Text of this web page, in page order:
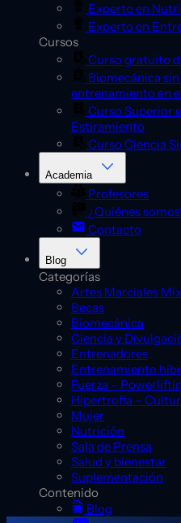
Experto en
Experto en
Cursos
Curso gratuito
Biomecánica
entrenamiento en
Curso Superior
Estiramiento
Curso Ciencia
Academia
Profesores
¿Quiénes
Contacto
Blog
Categorías
Artes Marciales
Becas
Biomecánica
Ciencia y
Entrenadores
Entrenamiento
Fuerza –
Hipertrofia –
Mujer
Nutrición
Sala de Prensa
Salud y bienestar
Suplementación
Contenido
Blog